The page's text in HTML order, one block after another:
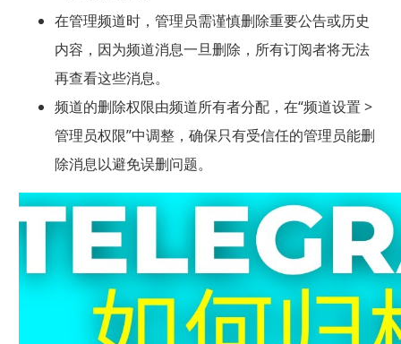
在管理频道时，管理员需谨慎删除重要公告或历史
内容，因为频道消息一旦删除，所有订阅者将无法
再查看这些消息。
频道的删除权限由频道所有者分配，在“频道设置 >
管理员权限”中调整，确保只有受信任的管理员能删
除消息以避免误删问题。